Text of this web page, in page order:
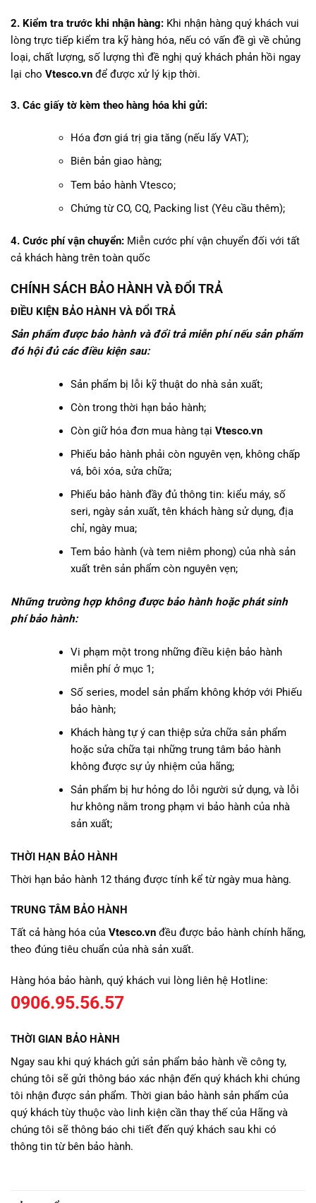
2. Kiểm tra trước khi nhận hàng: Khi nhận hàng quý khách vui
lòng trực tiếp kiểm tra kỹ hàng hóa, nếu có vấn đề gì về chủng
loại, chất lượng, số lượng thì đề nghị quý khách phản hồi ngay
lại cho Vtesco.vn để được xử lý kịp thời.
3. Các giấy tờ kèm theo hàng hóa khi gửi:
Hóa đơn giá trị gia tăng (nếu lấy VAT);
Biên bản giao hàng;
Tem bảo hành Vtesco;
Chứng từ CO, CQ, Packing list (Yêu cầu thêm);
4. Cước phí vận chuyển: Miễn cước phí vận chuyển đối với tất
cả khách hàng trên toàn quốc
CHÍNH SÁCH BẢO HÀNH VÀ ĐỔI TRẢ
ĐIỀU KIỆN BẢO HÀNH VÀ ĐỔI TRẢ
Sản phẩm được bảo hành và đổi trả miễn phí nếu sản phẩm
đó hội đủ các điều kiện sau:
Sản phẩm bị lỗi kỹ thuật do nhà sản xuất;
Còn trong thời hạn bảo hành;
Còn giữ hóa đơn mua hàng tạiVtesco.vn
Phiếu bảo hành phải còn nguyên vẹn, không chấp
vá, bôi xóa, sửa chữa;
Phiếu bảo hành đầy đủ thông tin: kiểu máy, số
seri, ngày sản xuất, tên khách hàng sử dụng, địa
chỉ, ngày mua;
Tem bảo hành (và tem niêm phong) của nhà sản
xuất trên sản phẩm còn nguyên vẹn;
Những trường hợp không được bảo hành hoặc phát sinh
phí bảo hành:
Vi phạm một trong những điều kiện bảo hành
miễn phí ở mục 1;
Số series, model sản phẩm không khớp với Phiếu
bảo hành;
Khách hàng tự ý can thiệp sửa chữa sản phẩm
hoặc sửa chữa tại những trung tâm bảo hành
không được sự ủy nhiệm của hãng;
Sản phẩm bị hư hỏng do lỗi người sử dụng, và lỗi
hư không nằm trong phạm vi bảo hành của nhà
sản xuất;
THỜI HẠN BẢO HÀNH
Thời hạn bảo hành 12 tháng được tính kể từ ngày mua hàng.
TRUNG TÂM BẢO HÀNH
Tất cả hàng hóa của Vtesco.vn đều được bảo hành chính hãng,
theo đúng tiêu chuẩn của nhà sản xuất.
Hàng hóa bảo hành, quý khách vui lòng liên hệ Hotline:
0906.95.56.57
THỜI GIAN BẢO HÀNH
Ngay sau khi quý khách gửi sản phẩm bảo hành về công ty,
chúng tôi sẽ gửi thông báo xác nhận đến quý khách khi chúng
tôi nhận được sản phẩm. Thời gian bảo hành sản phẩm của
quý khách tùy thuộc vào linh kiện cần thay thế của Hãng và
chúng tôi sẽ thông báo chi tiết đến quý khách sau khi có
thông tin từ bên bảo hành.